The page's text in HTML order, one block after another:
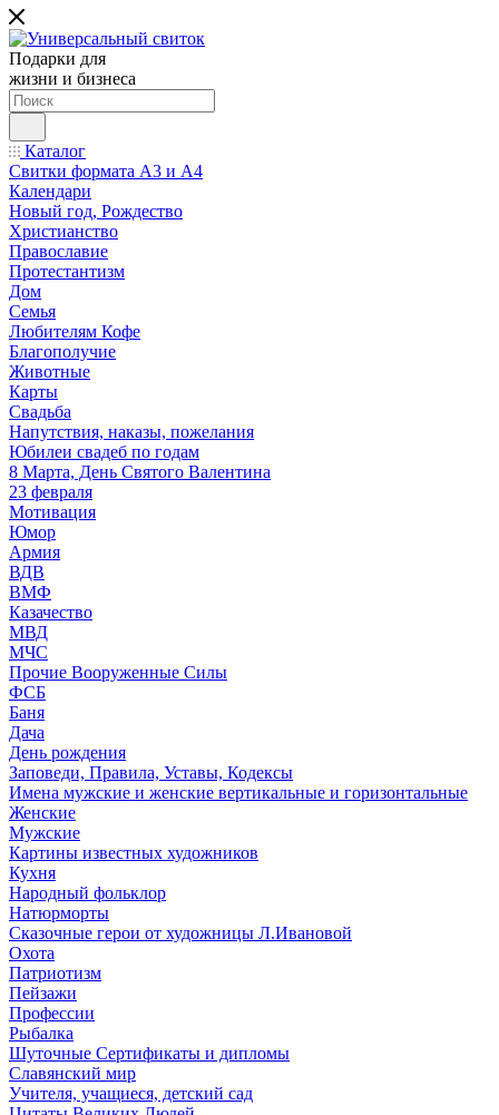
Подарки для
жизни и бизнеса
Каталог
Свитки формата А3 и А4
Календари
Новый год, Рождество
Христианство
Православие
Протестантизм
Дом
Семья
Любителям Кофе
Благополучие
Животные
Карты
Свадьба
Напутствия, наказы, пожелания
Юбилеи свадеб по годам
8 Марта, День Святого Валентина
23 февраля
Мотивация
Юмор
Армия
ВДВ
ВМФ
Казачество
МВД
МЧС
Прочие Вооруженные Силы
ФСБ
Баня
Дача
День рождения
Заповеди, Правила, Уставы, Кодексы
Имена мужские и женские вертикальные и горизонтальные
Женские
Мужские
Картины известных художников
Кухня
Народный фольклор
Натюрморты
Сказочные герои от художницы Л.Ивановой
Охота
Патриотизм
Пейзажи
Профессии
Рыбалка
Шуточные Сертификаты и дипломы
Славянский мир
Учителя, учащиеся, детский сад